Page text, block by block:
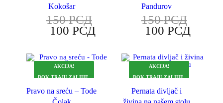
Kokošar
150РСД
100РСД
Pandurov
150РСД
100РСД
AKCIJA!
DOK TRAJU ZALIHE.
Pravo na sreću – Tode
AKCIJA!
DOK TRAJU ZALIHE.
Pernata divljač i